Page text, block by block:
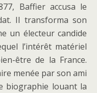
Baffier accusa le
Il transforma son
un électeur candide
l’intérêt matériel
être de la France.
menée par son ami
biographie louant la